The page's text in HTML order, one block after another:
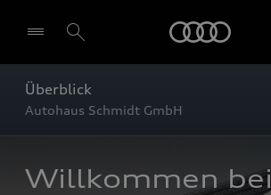
Überblick
Autohaus Schmidt GmbH
Willkommen bei